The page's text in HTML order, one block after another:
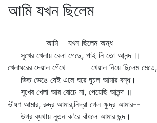
আমি যখন ছিলেম
আমি যখন ছিলেম অন্ধ
সুখের খেলায় বেলা গেছে, পাই নি তো আনন্দ ॥
খেলাঘরের দেয়াল গেঁথে খেয়াল নিয়ে ছিলেম মেতে,
ভিত ভেঙে যেই এলে ঘরে ঘুচল আমার বন্ধ।
সুখের খেলা আর রোচে না, পেয়েছি আনন্দ ॥
ভীষণ আমার, রুদ্র আমার,নিদ্রা গেল ক্ষুদ্র আমার--
উগ্র ব্যথায় নূতন ক'রে বাঁধলে আমার ছন্দ।